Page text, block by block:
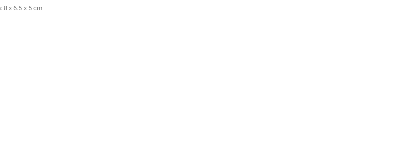
8 x 6.5 x 5 cm